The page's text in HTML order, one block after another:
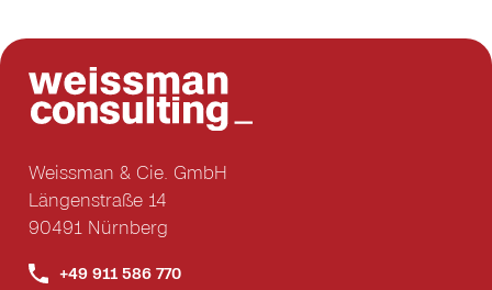
Weissman & Cie. GmbH
Längenstraße 14
90491 Nürnberg
+49 911 586 770